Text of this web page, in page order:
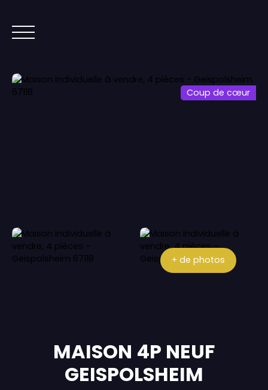
ACCUEIL ACHETER
IMMOBILIER NEUF
Coup de cœur
+ de photos
MAISON 4P NEUF
GEISPOLSHEIM